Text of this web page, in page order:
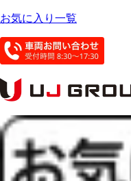
お気に入り一覧